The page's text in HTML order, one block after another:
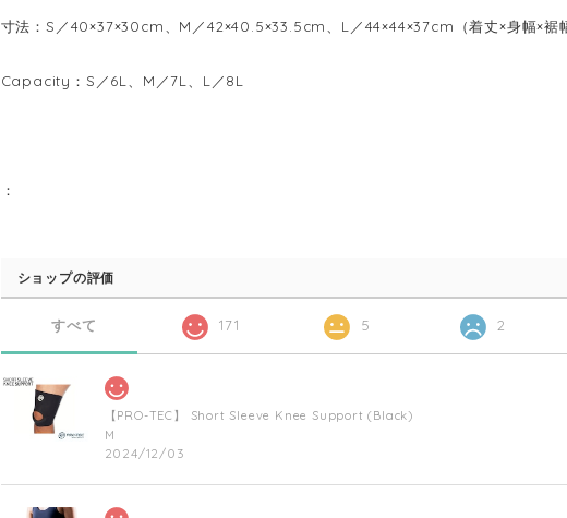
寸法：S／40×37×30cm、M／42×40.5×33.5cm、L／44×44×37cm（着丈×身幅×裾
Capacity：S／6L、M／7L、L／8L
：
ショップの評価
すべて 171 5 2
【PRO-TEC】 Short Sleeve Knee Support (Black)
M
2024/12/03